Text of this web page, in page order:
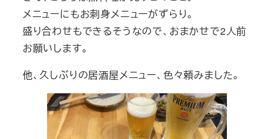
メニューにもお刺身メニューがずらり。
盛り合わせもできるそうなので、おまかせで2人前
お願いします。
他、久しぶりの居酒屋メニュー、色々頼みました。